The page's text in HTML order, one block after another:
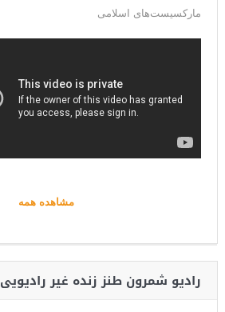
مارکسیست‌های اسلامی
مشاهده همه
رادیو شمرون طنز زنده غیر رادیویی